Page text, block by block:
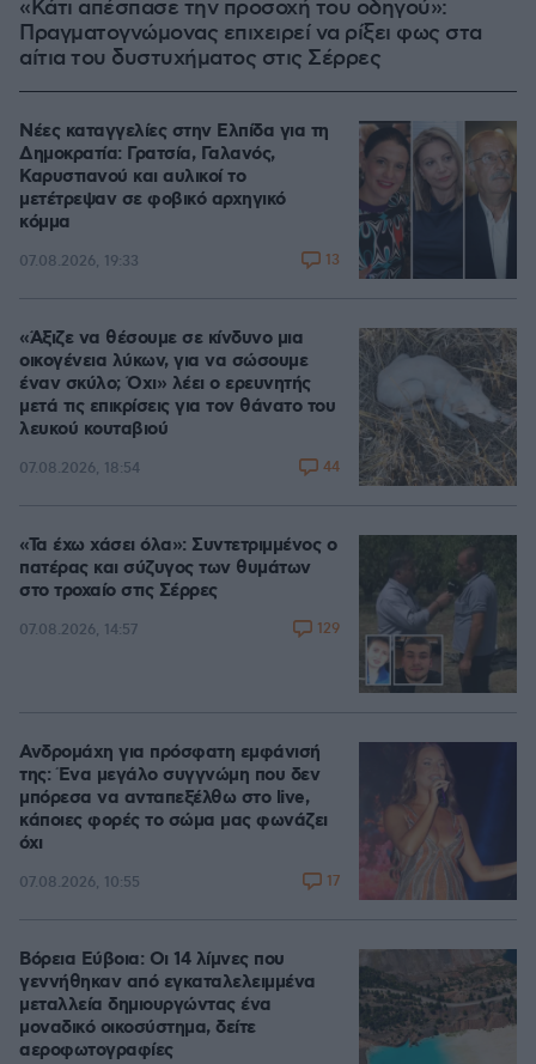
«Κάτι απέσπασε την προσοχή του οδηγού»:
Πραγματογνώμονας επιχειρεί να ρίξει φως στα
αίτια του δυστυχήματος στις Σέρρες
Νέες καταγγελίες στην Ελπίδα για τη
Δημοκρατία: Γρατσία, Γαλανός,
Καρυστιανού και αυλικοί το
μετέτρεψαν σε φοβικό αρχηγικό
κόμμα
07.08.2026, 19:33 13
«Άξιζε να θέσουμε σε κίνδυνο μια
οικογένεια λύκων, για να σώσουμε
έναν σκύλο; Όχι» λέει ο ερευνητής
μετά τις επικρίσεις για τον θάνατο του
λευκού κουταβιού
07.08.2026, 18:54 44
«Τα έχω χάσει όλα»: Συντετριμμένος ο
πατέρας και σύζυγος των θυμάτων
στο τροχαίο στις Σέρρες
07.08.2026, 14:57 129
Ανδρομάχη για πρόσφατη εμφάνισή
της: Ένα μεγάλο συγγνώμη που δεν
μπόρεσα να ανταπεξέλθω στο live,
κάποιες φορές το σώμα μας φωνάζει
όχι
07.08.2026, 10:55 17
Βόρεια Εύβοια: Οι 14 λίμνες που
γεννήθηκαν από εγκαταλελειμμένα
μεταλλεία δημιουργώντας ένα
μοναδικό οικοσύστημα, δείτε
αεροφωτογραφίες